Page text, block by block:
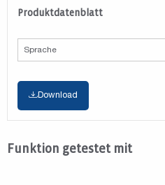
Produktdatenblatt
Download
Funktion getestet mit